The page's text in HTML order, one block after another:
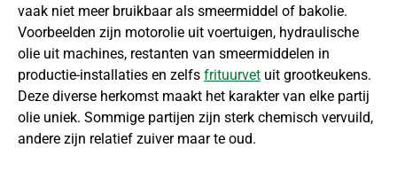
vaak niet meer bruikbaar als smeermiddel of bakolie.
Voorbeelden zijn motorolie uit voertuigen, hydraulische
olie uit machines, restanten van smeermiddelen in
productie-installaties en zelfs frituurvet uit grootkeukens.
Deze diverse herkomst maakt het karakter van elke partij
olie uniek. Sommige partijen zijn sterk chemisch vervuild,
andere zijn relatief zuiver maar te oud.